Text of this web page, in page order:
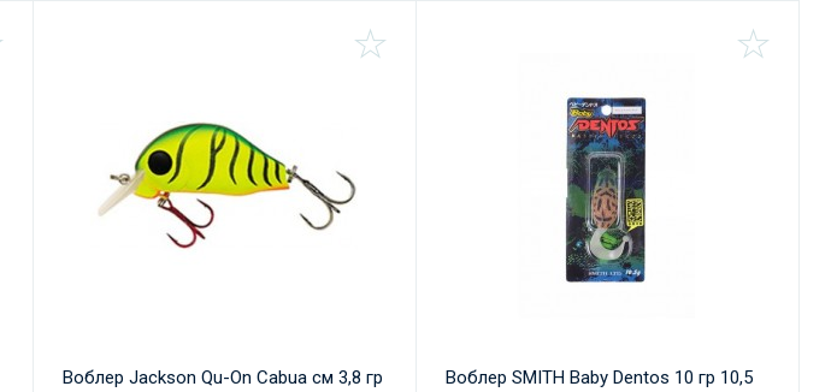
Воблер Jackson Qu-On Cabua см 3,8 гр
Воблер SMITH Baby Dentos 10 гр 10,5